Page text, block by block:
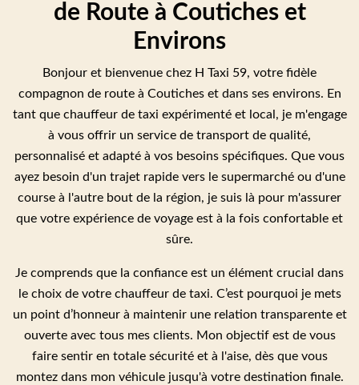
de Route à Coutiches et
Environs
Bonjour et bienvenue chez H Taxi 59, votre fidèle
compagnon de route à Coutiches et dans ses environs. En
tant que chauffeur de taxi expérimenté et local, je m'engage
à vous offrir un service de transport de qualité,
personnalisé et adapté à vos besoins spécifiques. Que vous
ayez besoin d'un trajet rapide vers le supermarché ou d'une
course à l'autre bout de la région, je suis là pour m'assurer
que votre expérience de voyage est à la fois confortable et
sûre.
Je comprends que la confiance est un élément crucial dans
le choix de votre chauffeur de taxi. C’est pourquoi je mets
un point d’honneur à maintenir une relation transparente et
ouverte avec tous mes clients. Mon objectif est de vous
faire sentir en totale sécurité et à l'aise, dès que vous
montez dans mon véhicule jusqu'à votre destination finale.